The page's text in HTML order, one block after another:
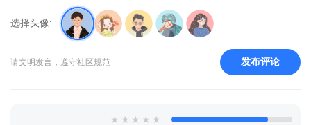
选择头像:
请文明发言，遵守社区规范 发布评论
★ ★ ★ ★ ★